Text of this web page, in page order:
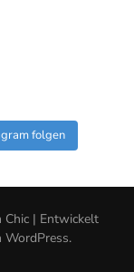
folgen
Chic | Entwickelt
WordPress.